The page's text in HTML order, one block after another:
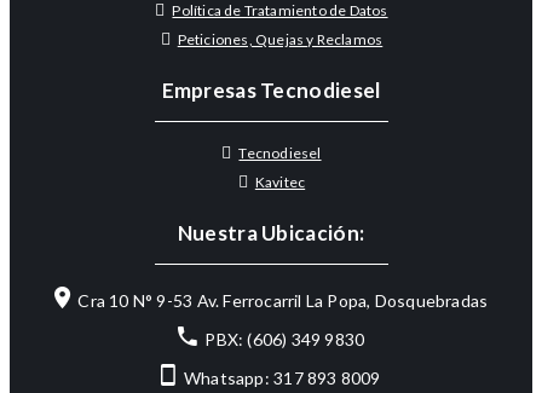
Política de Tratamiento de Datos
Peticiones, Quejas y Reclamos
Empresas Tecnodiesel
Tecnodiesel
Kavitec
Nuestra Ubicación:
Cra 10 N° 9-53 Av. Ferrocarril La Popa, Dosquebradas
PBX: (606) 349 9830
Whatsapp: 317 893 8009